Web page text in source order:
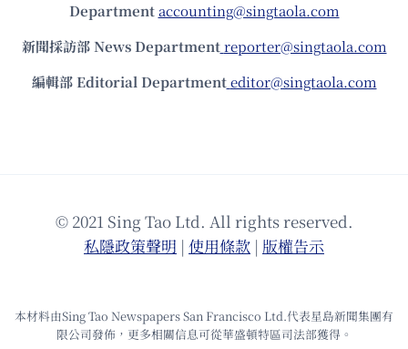
Department accounting@singtaola.com
新聞採訪部 News Department reporter@singtaola.com
編輯部 Editorial Department editor@singtaola.com
© 2021 Sing Tao Ltd. All rights reserved.
私隱政策聲明 | 使⽤條款 | 版權告⽰
本材料由Sing Tao Newspapers San Francisco Ltd.代表星島新聞集團有
限公司發佈，更多相關信息可從華盛頓特區司法部獲得。